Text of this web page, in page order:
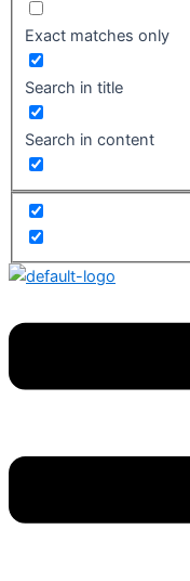
Exact matches only
Search in title
Search in content